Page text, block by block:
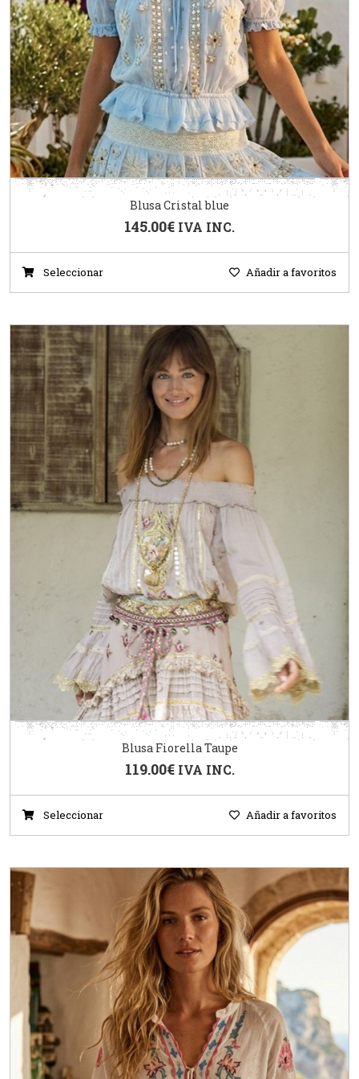
Blusa Cristal blue
145.00€ IVA INC.
Seleccionar Añadir a favoritos
Blusa Fiorella Taupe
119.00€ IVA INC.
Seleccionar Añadir a favoritos